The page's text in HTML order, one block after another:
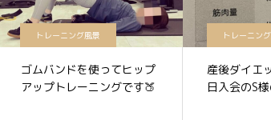
トレーニング風景
ゴムバンドを使ってヒップ
アップトレーニングです🍑
トレーニン
産後ダイエ
日入会のS